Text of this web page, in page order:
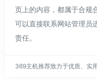
页上的内容，都属于合规
可以直接联系网站管理员
责任。
369主机推荐致力于优质、实